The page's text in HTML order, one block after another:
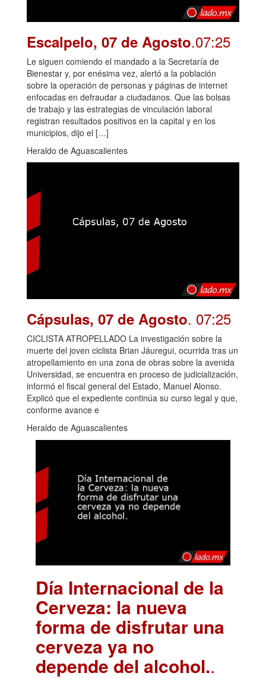
Escalpelo, 07 de Agosto.07:25
Le siguen comiendo el mandado a la Secretaría de
Bienestar y, por enésima vez, alertó a la población
sobre la operación de personas y páginas de internet
enfocadas en defraudar a ciudadanos. Que las bolsas
de trabajo y las estrategias de vinculación laboral
registran resultados positivos en la capital y en los
municipios, dijo el […]
Heraldo de Aguascalientes
Cápsulas, 07 de Agosto. 07:25
CICLISTA ATROPELLADO La investigación sobre la
muerte del joven ciclista Brian Jáuregui, ocurrida tras un
atropellamiento en una zona de obras sobre la avenida
Universidad, se encuentra en proceso de judicialización,
informó el fiscal general del Estado, Manuel Alonso.
Explicó que el expediente continúa su curso legal y que,
conforme avance e
Heraldo de Aguascalientes
Día Internacional de la
Cerveza: la nueva
forma de disfrutar una
cerveza ya no
depende del alcohol..